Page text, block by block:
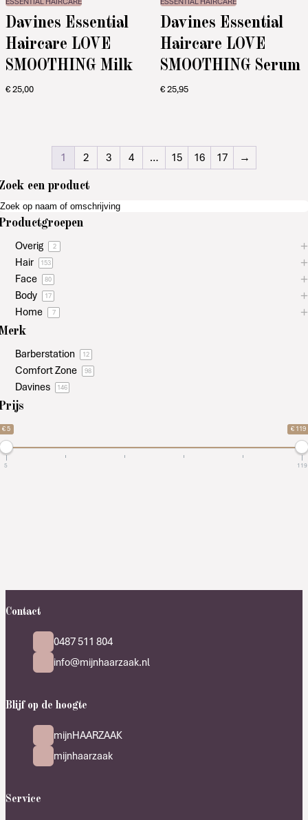
Davines Essential
Haircare LOVE
SMOOTHING Milk
€25,00
Davines Essential
Haircare LOVE
SMOOTHING Serum
€25,95
1 2 3 4 … 15 16 17 →
een product
Overig 2
Hair 153
Face 80
Body 17
Home 7
Barberstation 12
Comfort Zone 98
Davines 146
€ 5 € 119
5 119
Contact
0487 511 804
info@mijnhaarzaak.nl
Blijf op de hoogte
mijnHAARZAAK
mijnhaarzaak
Service